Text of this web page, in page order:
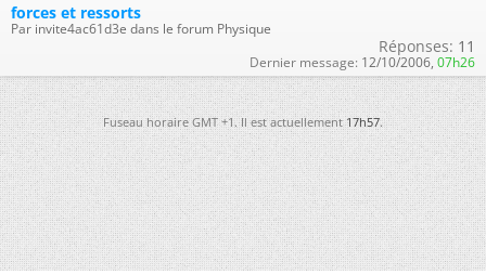
forces et ressorts
Par invite4ac61d3e dans le forum Physique
Réponses: 11
Dernier message: 12/10/2006, 07h26
Fuseau horaire GMT +1. Il est actuellement17h57.